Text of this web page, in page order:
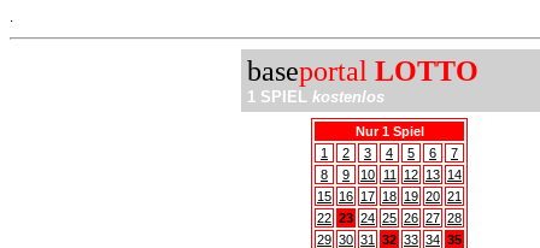
baseportal LOTTO
1 SPIEL kostenlos
Nur 1 Spiel
1
2 3 4 5 6
7
8
9 10 11 12 13 14
15 16 17 18 19 20 21
22 23 24 25 26 27 28
29 30 31 32 33 34 35